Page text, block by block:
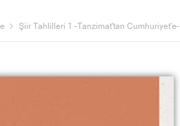
Şiir Tahlilleri 1 –Tanzimat'tan Cumhuriyet'e–